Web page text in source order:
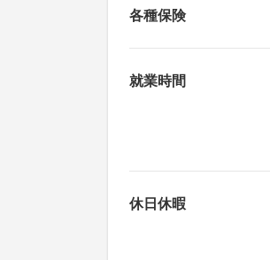
各種保険
就業時間
休日休暇